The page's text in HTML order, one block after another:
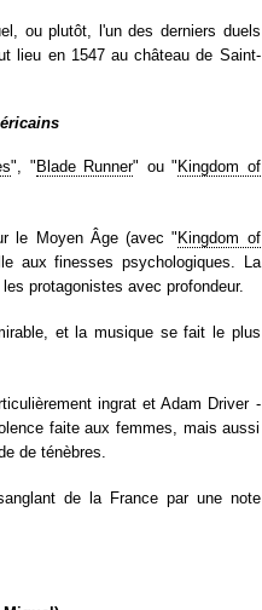
ou plutôt, l'un des derniers duels
lieu en 1547 au château de Saint-
", " Blade Runner" ou " Kingdom of
le Moyen Âge (avec "Kingdom of
aux finesses psychologiques. La
protagonistes avec profondeur.
et la musique se fait le plus
ingrat et Adam Driver -
faite aux femmes, mais aussi
de ténèbres.
de la France par une note